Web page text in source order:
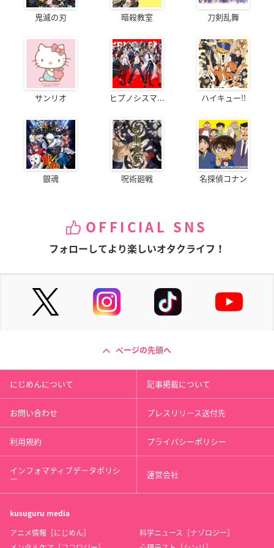
鬼滅の刃 暗殺教室 刀剣乱舞
サンリオ ヒプノシスマ... ハイキュー!!
銀魂 呪術廻戦 名探偵コナン
OFFICIAL SNS
フォローしてより楽しいオタクライフ！
ページの先頭へ
にじめんについて 記事掲載について
お問い合わせ プレスリリース送付先
利用規約 プライバシーポリシー
インフォマティブデータポリシ
ー 運営会社
kusuguru media
アニメ情報［にじめん］
科学ニュース［ナゾロジー］